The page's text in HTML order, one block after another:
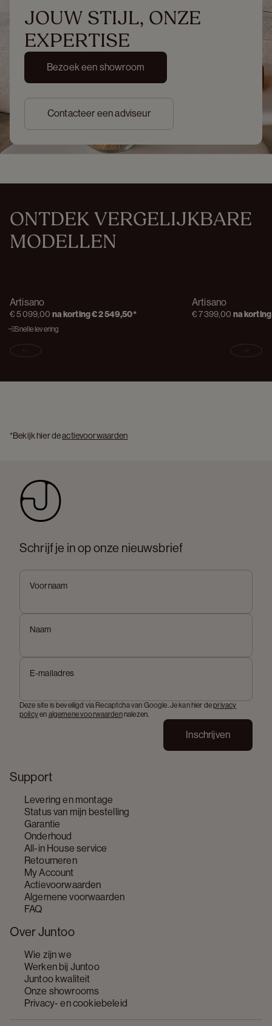
JOUW STIJL, ONZE
EXPERTISE
Bezoek een showroom
Contacteer een adviseur
ONTDEK VERGELIJKBARE
MODELLEN
Artisano
€ 5 099,00 na korting€ 2 549,50*
Snelle levering
Artisano
€ 7 399,00 na korting
Previous slide Next
*Bekijk hier de actievoorwaarden
Support
Levering en montage
Status van mijn bestelling
Garantie
Onderhoud
All-in House service
Retourneren
My Account
Actievoorwaarden
Algemene voorwaarden
FAQ
Over Juntoo
Wie zijn we
Werken bij Juntoo
Juntoo kwaliteit
Onze showrooms
Privacy- en cookiebeleid
Schrijf je in op onze nieuwsbrief
Voornaam
Naam
E-mailadres
Deze site is beveiligd via Recaptcha van Google. Je kan hier deprivacy
policyen algemene voorwaardennalezen.
Inschrijven